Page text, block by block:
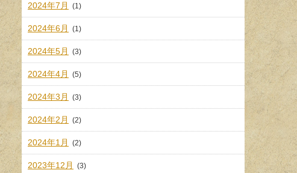
2024年7月 (1)
2024年6月 (1)
2024年5月 (3)
2024年4月 (5)
2024年3月 (3)
2024年2月 (2)
2024年1月 (2)
2023年12月 (3)